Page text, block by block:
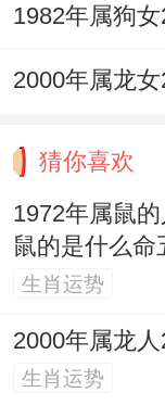
害，暗生嫌隙
相破，破中
对家庭关系的
品，宜静不宜
反之，若能
局，摆放静
局火炎，可收
猜你喜欢
1972年属鼠
鼠的是什么命
生肖运势
2000年属龙
生肖运势